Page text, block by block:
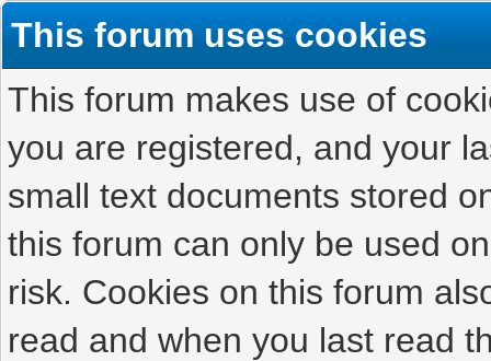
This forum uses cookies
This forum makes use of
you are registered, and your
small text documents stored
this forum can only be used
risk. Cookies on this forum
read and when you last read